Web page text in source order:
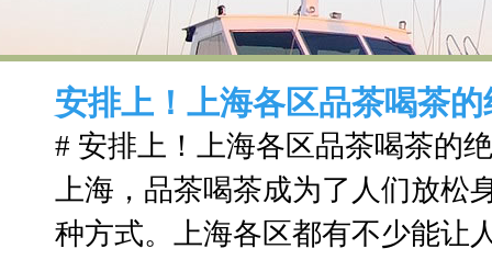
安排上！上海各区品茶喝茶
# 安排上！上海各区品茶喝茶的
上海，品茶喝茶成为了人们放松
种方式。上海各区都有不少能让